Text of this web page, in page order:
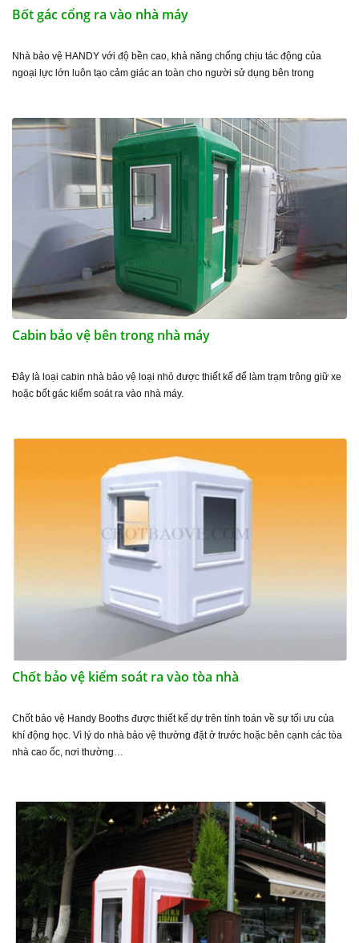
Bốt gác cổng ra vào nhà máy
Nhà bảo vệ HANDY với độ bền cao, khả năng chống chịu tác động của
ngoại lực lớn luôn tạo cảm giác an toàn cho người sử dụng bên trong
Cabin bảo vệ bên trong nhà máy
Đây là loại cabin nhà bảo vệ loại nhỏ được thiết kế để làm trạm trông giữ xe
hoặc bốt gác kiểm soát ra vào nhà máy.
Chốt bảo vệ kiểm soát ra vào tòa nhà
Chốt bảo vệ Handy Booths được thiết kế dự trên tính toán về sự tối ưu của
khí động học. Vì lý do nhà bảo vệ thường đặt ở trước hoặc bên cạnh các tòa
nhà cao ốc, nơi thường…